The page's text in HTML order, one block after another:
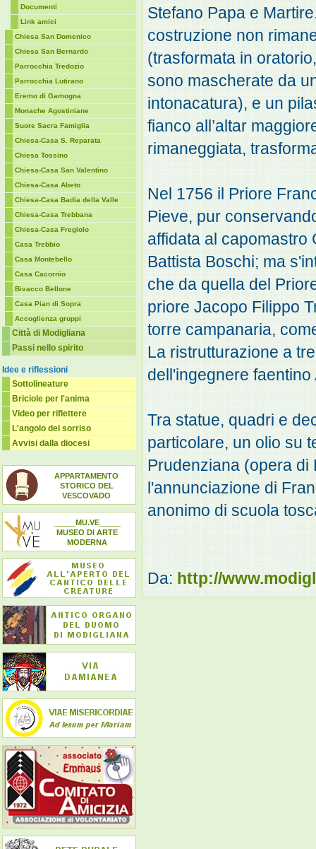
Documenti
Link amici
Chiesa San Domenico
Chiesa San Bernardo
Parrocchia Tredozio
Parrocchia Lutirano
Eremo di Gamogna
Monache Agostiniane
Suore Sacra Famiglia
Chiesa-Casa S. Reparata
Chiesa Tossino
Chiesa-Casa San Valentino
Chiesa-Casa Abeto
Chiesa-Casa Badia della Valle
Chiesa-Casa Trebbana
Chiesa-Casa Fregiolo
Casa Trebbio
Casa Montebello
Casa Cacornio
Bivacco Bellone
Casa Pian di Sopra
Accoglienza gruppi
Città di Modigliana
Passi nello spirito
Idee e riflessioni
Sottolineature
Briciole per l'anima
Video per riflettere
L'angolo del sorriso
Avvisi dalla diocesi
APPARTAMENTO
STORICO DEL
VESCOVADO
_____MU.VE_____
MUSEO DI ARTE
MODERNA
Stefano Papa e
costruzione non
(trasformata in
sono mascherate da
intonacatura), e un
fianco all’altar
rimaneggiata,
Nel 1756 il Priore
Pieve, pur
affidata al capomastro
Battista Boschi; ma
che da quella del
priore Jacopo Filippo
torre campanaria,
La ristrutturazione a
dell'ingegnere
Tra statue, quadri e
particolare, un olio su
Prudenziana (opera di
l'annunciazione di
anonimo di scuola
Da: http://